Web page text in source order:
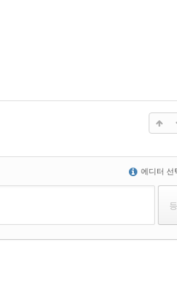
에디터 선